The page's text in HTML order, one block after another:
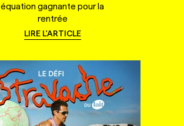
équation gagnante pour la
rentrée
LIRE L'ARTICLE